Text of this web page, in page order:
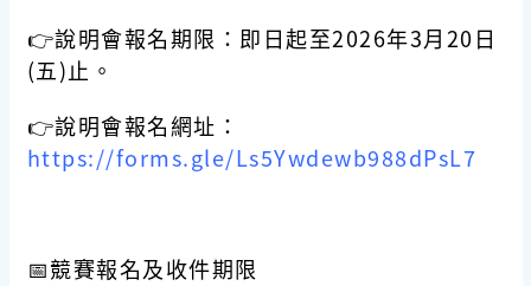
👉說明會報名期限：即日起至2026年3月20日
(五)止。
👉說明會報名網址：
https://forms.gle/Ls5Ywdewb988dPsL7
📅競賽報名及收件期限